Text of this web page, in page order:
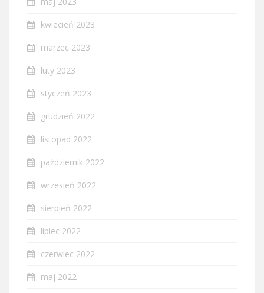
kwiecień 2023
marzec 2023
luty 2023
styczeń 2023
grudzień 2022
listopad 2022
październik 2022
wrzesień 2022
sierpień 2022
lipiec 2022
czerwiec 2022
maj 2022